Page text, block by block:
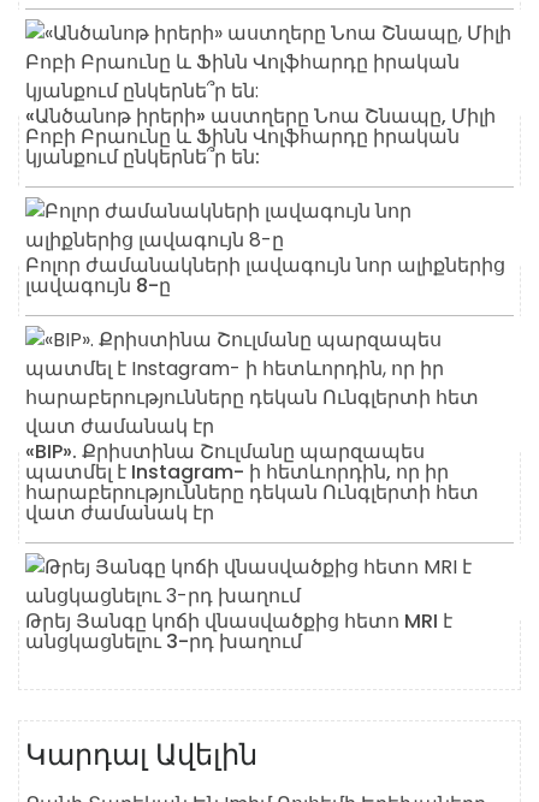
«Անծանոթ իրերի» աստղերը Նոա Շնապը, Միլի
Բոբի Բրաունը և Ֆինն Վոլֆհարդը իրական
կյանքում ընկերնե՞ր են:
Բոլոր ժամանակների լավագույն նոր ալիքներից
լավագույն 8-ը
«BIP». Քրիստինա Շուլմանը պարզապես
պատմել է Instagram- ի հետևորդին, որ իր
հարաբերությունները դեկան Ունգլերտի հետ
վատ ժամանակ էր
Թրեյ Յանգը կոճի վնասվածքից հետո MRI է
անցկացնելու 3-րդ խաղում
Կարդալ Ավելին